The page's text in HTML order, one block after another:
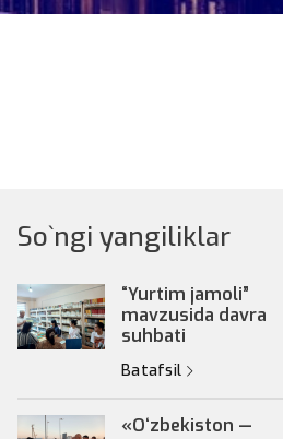
So`ngi yangiliklar
“Yurtim jamoli”
mavzusida davra
suhbati
Batafsil
«Oʻzbekiston —